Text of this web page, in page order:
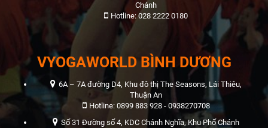
Chánh
Hotline: 028 2222 0180
VYOGAWORLD BÌNH DƯƠNG
6A – 7A đường D4, Khu đô thị The Seasons, Lái Thiêu,
Thuận An
Hotline: 0899 883 928 - 0938270708
Số 31 Đường số 4, KDC Chánh Nghĩa, Khu Phố Chánh